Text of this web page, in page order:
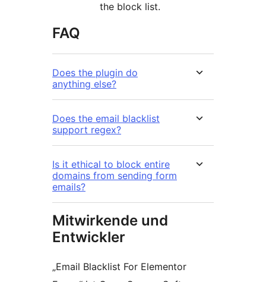
the block list.
FAQ
Does the plugin do
anything else?
Does the email blacklist
support regex?
Is it ethical to block entire
domains from sending form
emails?
Mitwirkende und
Entwickler
„Email Blacklist For Elementor